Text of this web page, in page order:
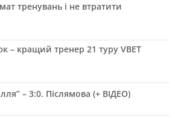
тренувань і не втратити
– кращий тренер 21 туру VBET
– 3:0. Післямова (+ ВІДЕО)